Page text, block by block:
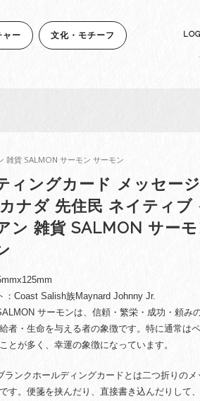
ャー 文化・モチーフ
雑貨 SALMON サーモン サーモン
ィングカード メッセージ
ナダ 先住民 ネイティブ
ン 雑貨 SALMON サーモ
：Coast Salish族Maynard Johnny Jr.
サーモンは、信頼・繁栄・成功・頼み
者・生命を与える者の象徴です。特に通常は
とが多く、幸運の象徴になっています。
ランクホールディングカードとは二つ折りのメ
す。便箋を挟んだり、直接書き込んだりして